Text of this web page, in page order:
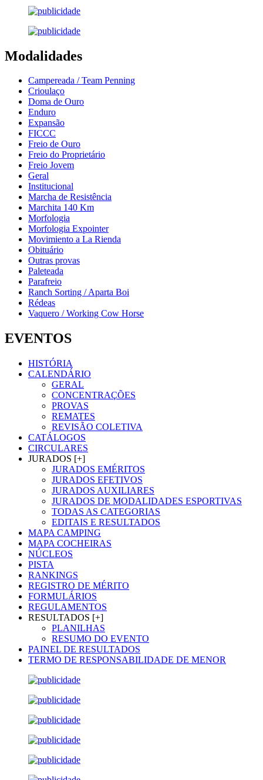
Modalidades
Campereada / Team Penning
Crioulaço
Doma de Ouro
Enduro
Expansão
FICCC
Freio de Ouro
Freio do Proprietário
Freio Jovem
Geral
Institucional
Marcha de Resistência
Marchita 140 Km
Morfologia
Morfologia Expointer
Movimiento a La Rienda
Obituário
Outras provas
Paleteada
Parafreio
Ranch Sorting / Aparta Boi
Rédeas
Vaquero / Working Cow Horse
EVENTOS
HISTÓRIA
CALENDÁRIO
GERAL
CONCENTRAÇÕES
PROVAS
REMATES
REVISÃO COLETIVA
CATÁLOGOS
CIRCULARES
JURADOS [+]
JURADOS EMÉRITOS
JURADOS EFETIVOS
JURADOS AUXILIARES
JURADOS DE MODALIDADES ESPORTIVAS
TODAS AS CATEGORIAS
EDITAIS E RESULTADOS
MAPA CAMPING
MAPA COCHEIRAS
NÚCLEOS
PISTA
RANKINGS
REGISTRO DE MÉRITO
FORMULÁRIOS
REGULAMENTOS
RESULTADOS [+]
PLANILHAS
RESUMO DO EVENTO
PAINEL DE RESULTADOS
TERMO DE RESPONSABILIDADE DE MENOR